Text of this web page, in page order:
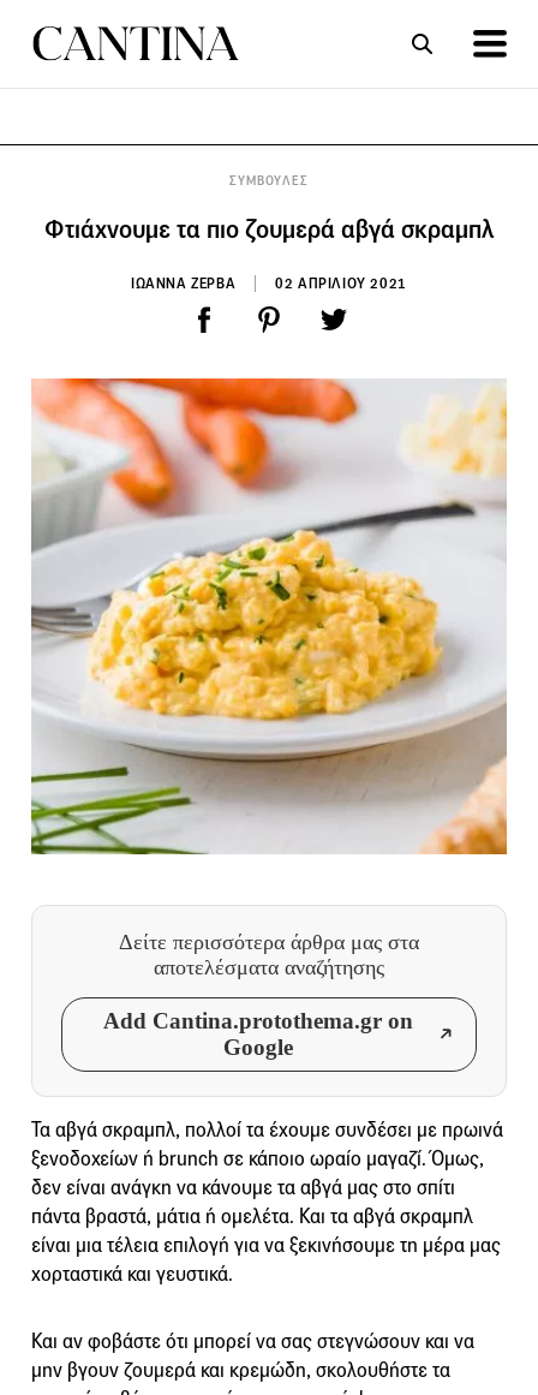
ΣΥΜΒΟΥΛΕΣ
Φτιάχνουμε τα πιο ζουμερά αβγά σκραμπλ
ΙΩΑΝΝΑ ΖΕΡΒΑ 02 ΑΠΡΙΛΙΟΥ 2021
Δείτε περισσότερα άρθρα μας στα
αποτελέσματα αναζήτησης
Add Cantina.protothema.gr on
Google
Τα αβγά σκραμπλ, πολλοί τα έχουμε συνδέσει με πρωινά
ξενοδοχείων ή brunch σε κάποιο ωραίο μαγαζί. Όμως,
δεν είναι ανάγκη να κάνουμε τα αβγά μας στο σπίτι
πάντα βραστά, μάτια ή ομελέτα. Και τα αβγά σκραμπλ
είναι μια τέλεια επιλογή για να ξεκινήσουμε τη μέρα μας
χορταστικά και γευστικά.
Και αν φοβάστε ότι μπορεί να σας στεγνώσουν και να
μην βγουν ζουμερά και κρεμώδη, σκολουθήστε τα